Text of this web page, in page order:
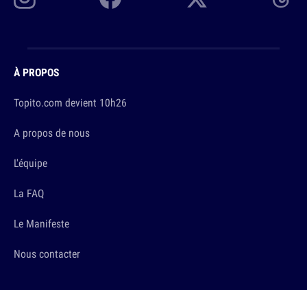
À PROPOS
Topito.com devient 10h26
A propos de nous
L'équipe
La FAQ
Le Manifeste
Nous contacter